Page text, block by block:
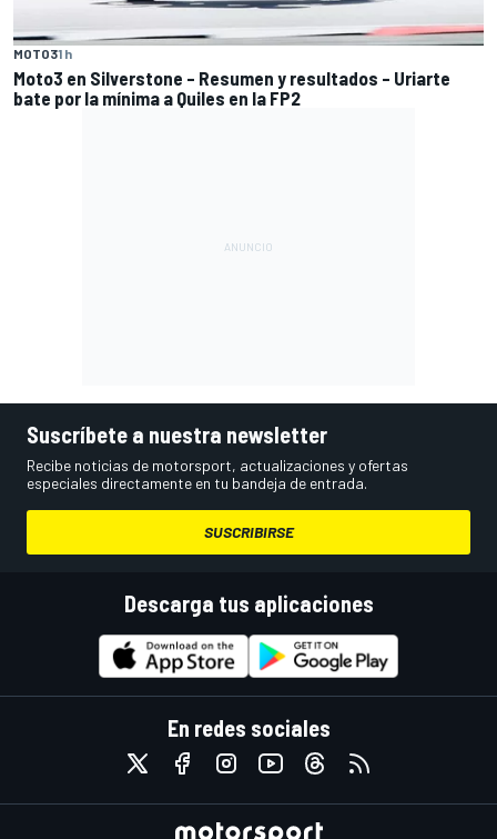
MOTO31 h
Moto3 en Silverstone – Resumen y resultados – Uriarte
bate por la mínima a Quiles en la FP2
Suscríbete a nuestra newsletter
Recibe noticias de motorsport, actualizaciones y ofertas
especiales directamente en tu bandeja de entrada.
SUSCRIBIRSE
Descarga tus aplicaciones
En redes sociales